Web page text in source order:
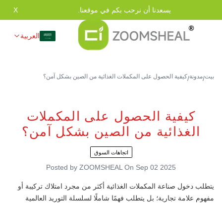
يسعدنا أن نرحب بكم في موقعنا. X
العربية
بيت/مدونة/كيفية الحصول على المكملات الغذائية من الصين بشكل آمن؟
كيفية الحصول على المكملات
الغذائية من الصين بشكل آمن؟
اتجاهات السوق
Posted by ZOOMSHEAL On Sep 02 2025
يتطلب دخول صناعة المكملات الغذائية أكثر من مجرد امتلاك تركيبة أو
مفهوم علامة تجارية؛ بل يتطلب فهمًا شاملًا لسلسلة التوريد العالمية